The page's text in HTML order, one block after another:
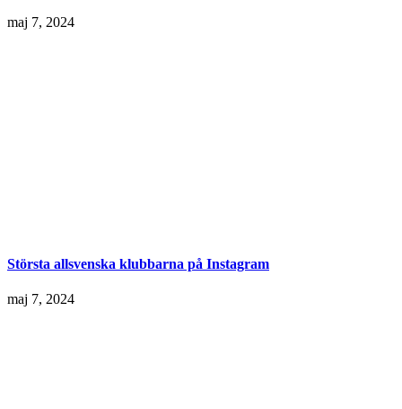
maj 7, 2024
Största allsvenska klubbarna på Instagram
maj 7, 2024